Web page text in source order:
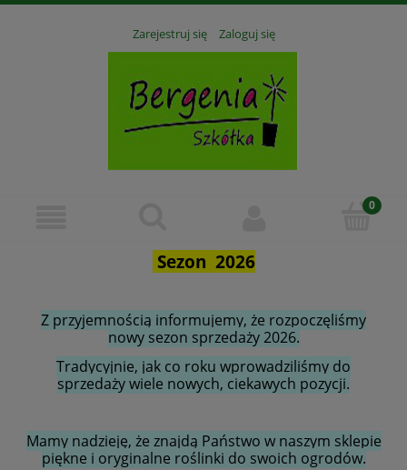
Zarejestruj się Zaloguj się
Sezon 2026
Z przyjemnością informujemy, że rozpoczęliśmy
nowy sezon sprzedaży 2026.
Tradycyjnie, jak co roku wprowadziliśmy do
sprzedaży wiele nowych, ciekawych pozycji.
Mamy nadzieję, że znajdą Państwo w naszym sklepie
piękne i oryginalne roślinki do swoich ogrodów.